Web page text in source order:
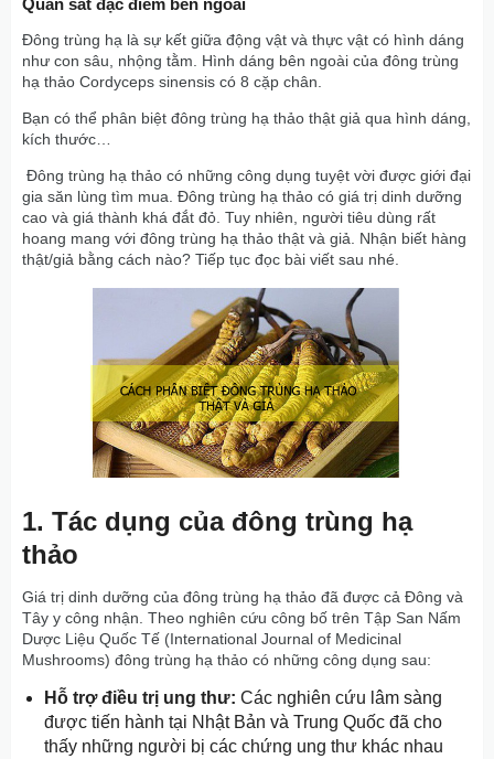
Quan sát đặc điểm bên ngoài
Đông trùng hạ là sự kết giữa động vật và thực vật có hình dáng
như con sâu, nhộng tằm. Hình dáng bên ngoài của đông trùng
hạ thảo Cordyceps sinensis có 8 cặp chân.
Bạn có thể phân biệt đông trùng hạ thảo thật giả qua hình dáng,
kích thước…
Đông trùng hạ thảo có những công dụng tuyệt vời được giới đại
gia săn lùng tìm mua. Đông trùng hạ thảo có giá trị dinh dưỡng
cao và giá thành khá đắt đỏ. Tuy nhiên, người tiêu dùng rất
hoang mang với đông trùng hạ thảo thật và giả. Nhận biết hàng
thật/giả bằng cách nào? Tiếp tục đọc bài viết sau nhé.
1. Tác dụng của đông trùng hạ
thảo
Giá trị dinh dưỡng của đông trùng hạ thảo đã được cả Đông và
Tây y công nhận. Theo nghiên cứu công bố trên Tập San Nấm
Dược Liệu Quốc Tế (International Journal of Medicinal
Mushrooms) đông trùng hạ thảo có những công dụng sau:
Hỗ trợ điều trị ung thư: Các nghiên cứu lâm sàng
được tiến hành tại Nhật Bản và Trung Quốc đã cho
thấy những người bị các chứng ung thư khác nhau